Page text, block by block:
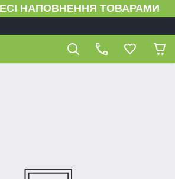
НАПОВНЕННЯ ТОВАРАМИ